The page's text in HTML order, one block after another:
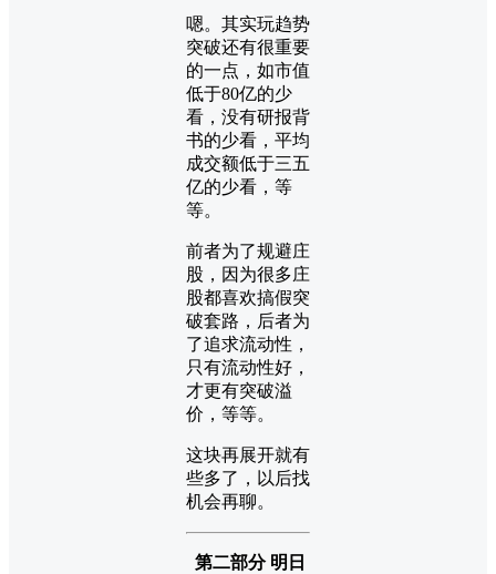
嗯。其实玩趋势
突破还有很重要
的一点，如市值
低于80亿的少
看，没有研报背
书的少看，平均
成交额低于三五
亿的少看，等
等。
前者为了规避庄
股，因为很多庄
股都喜欢搞假突
破套路，后者为
了追求流动性，
只有流动性好，
才更有突破溢
价，等等。
这块再展开就有
些多了，以后找
机会再聊。
第二部分 明日